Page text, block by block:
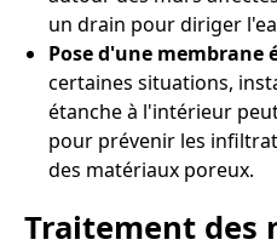
un drain pour diriger
Pose d'une membrane
certaines situations,
étanche à l'intérieur
pour prévenir les
des matériaux poreux.
Traitement des